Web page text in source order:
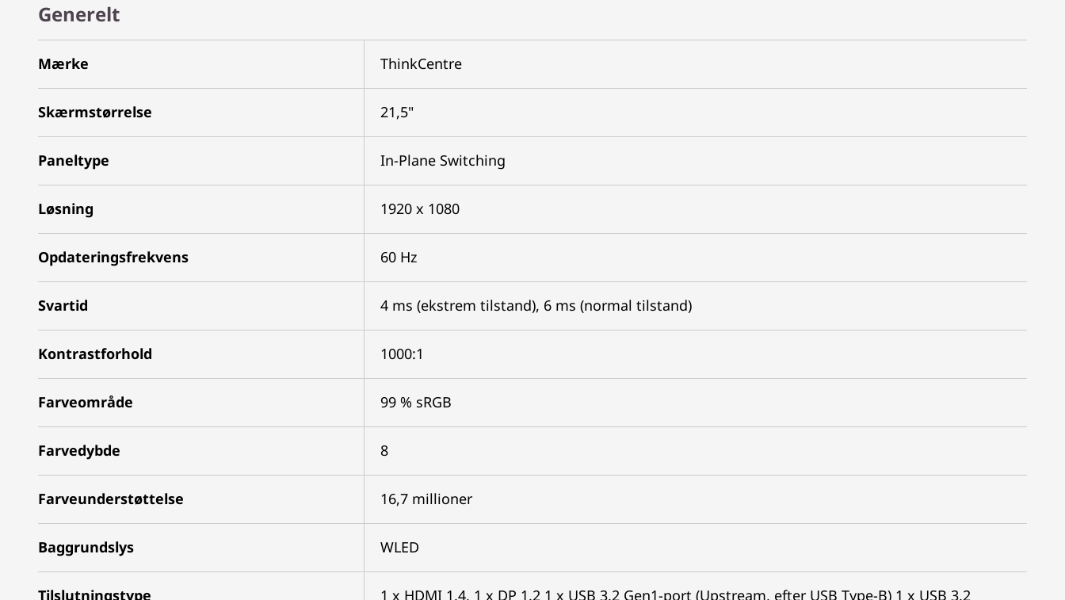
Generelt
Mærke ThinkCentre
Skærmstørrelse 21,5"
Paneltype In-Plane Switching
Løsning 1920 x 1080
Opdateringsfrekvens 60 Hz
Svartid 4 ms (ekstrem tilstand), 6 ms (normal tilstand)
Kontrastforhold 1000:1
Farveområde 99 % sRGB
Farvedybde 8
Farveunderstøttelse 16,7 millioner
Baggrundslys WLED
Tilslutningstype 1 x HDMI 1.4, 1 x DP 1.2 1 x USB 3.2 Gen1-port (Upstream, efter USB Type-B) 1 x USB 3.2